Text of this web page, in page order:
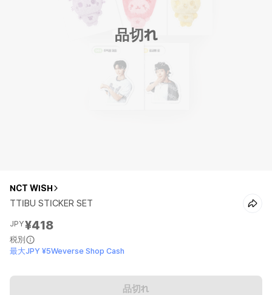
品切れ
NCT WISH
TTIBU STICKER SET
JPY¥418
税別
最大JPY ¥5Weverse Shop Cash
品切れ